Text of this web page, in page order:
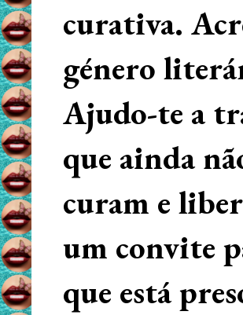
curativa.
género
Ajudo-te a
que ainda
curam e
um convite
que está